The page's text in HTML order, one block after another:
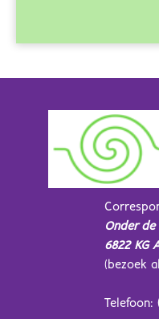
Onder de
6822 KG
(bezoek
Telefoon: